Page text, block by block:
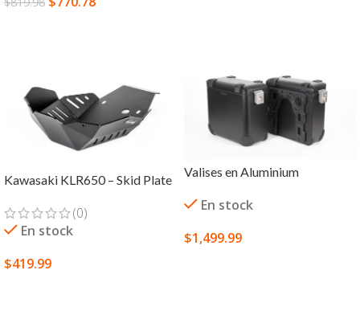
Kawasaki KLR650 – Skid Plate
(0)
En stock
$419.99
Valises en Aluminium
En stock
$1,499.99